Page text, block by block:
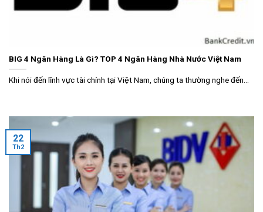
BIG 4 Ngân Hàng Là Gì? TOP 4 Ngân Hàng Nhà Nước Việt Nam
Khi nói đến lĩnh vực tài chính tại Việt Nam, chúng ta thường nghe đến...
22
Th2